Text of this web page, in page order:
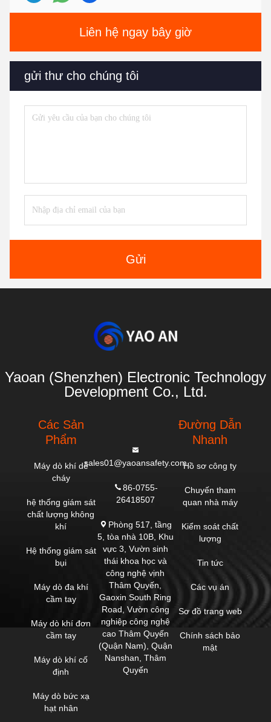
Liên hệ ngay bây giờ
gửi thư cho chúng tôi
Gửi
Yaoan (Shenzhen) Electronic Technology
Development Co., Ltd.
Các Sản
Phẩm
Máy dò khí dễ
cháy
hệ thống giám sát
chất lượng không
khí
Hệ thống giám sát
bụi
Máy dò đa khí
cầm tay
Máy dò khí đơn
cầm tay
Máy dò khí cố
định
Máy dò bức xạ
hạt nhân
sales01@yaoansafety.com
86-0755-
26418507
Phòng 517, tầng
5, tòa nhà 10B, Khu
vực 3, Vườn sinh
thái khoa học và
công nghệ vịnh
Thâm Quyến,
Gaoxin South Ring
Road, Vườn công
nghiệp công nghệ
cao Thâm Quyến
(Quận Nam), Quận
Nanshan, Thâm
Quyến
Đường Dẫn
Nhanh
Hồ sơ công ty
Chuyến tham
quan nhà máy
Kiểm soát chất
lượng
Tin tức
Các vụ án
Sơ đồ trang web
Chính sách bảo
mật